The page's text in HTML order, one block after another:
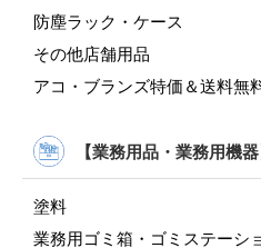
防塵ラック・ケース
その他店舗用品
アコ・ブランズ特価＆送料無
【業務用品・業務用機器
塗料
業務用ゴミ箱・ゴミステーシ